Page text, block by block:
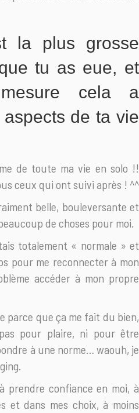
la plus grosse
tu as eue, et
cela a
aspects de ta vie
de toute ma vie en solo !!
ceux qui ont suivi après ! ^^
belle, bouleversante et
de choses pour moi.
totalement « normale » et
pour me reconnecter à mon
accéder à mon propre
parce que ça me fait du bien,
pour plaire, ni pour être
à une norme… waouh, je
prendre confiance en moi, à
et dans mes choix, à moins